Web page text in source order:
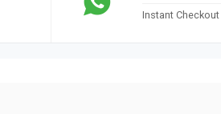
Instant